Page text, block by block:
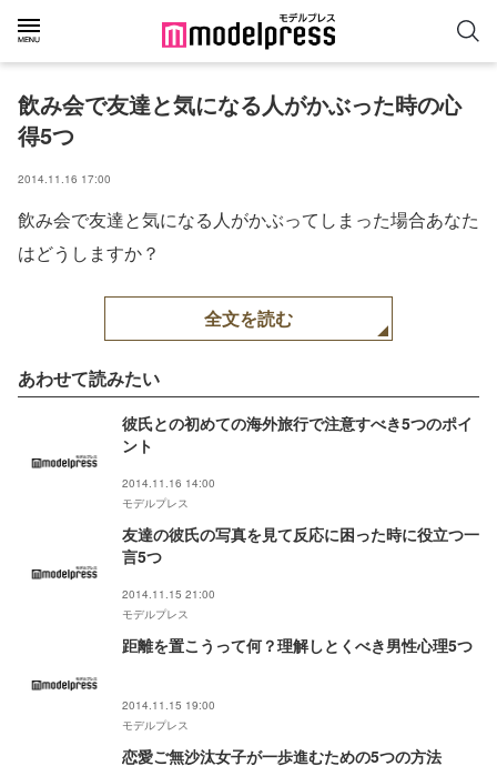
飲み会で友達と気になる人がかぶった時の心
得5つ
2014.11.16 17:00
飲み会で友達と気になる人がかぶってしまった場合あなた
はどうしますか？
全文を読む
あわせて読みたい
彼氏との初めての海外旅行で注意すべき5つのポイ
ント
2014.11.16 14:00
モデルプレス
友達の彼氏の写真を見て反応に困った時に役立つ一
言5つ
2014.11.15 21:00
モデルプレス
距離を置こうって何？理解しとくべき男性心理5つ
2014.11.15 19:00
モデルプレス
恋愛ご無沙汰女子が一歩進むための5つの方法